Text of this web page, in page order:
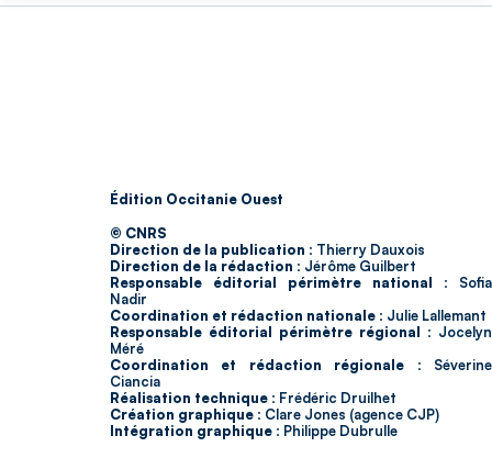
Édition Occitanie Ouest
© CNRS
Direction de la publication : Thierry Dauxois
Direction de la rédaction : Jérôme Guilbert
Responsable éditorial périmètre national : Sofia
Nadir
Coordination et rédaction nationale : Julie Lallemant
Responsable éditorial périmètre régional : Jocelyn
Méré
Coordination et rédaction régionale : Séverine
Ciancia
Réalisation technique : Frédéric Druilhet
Création graphique : Clare Jones (agence CJP)
Intégration graphique : Philippe Dubrulle